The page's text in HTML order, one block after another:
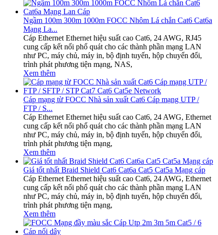
Ngầm 100m 300m 1000m FOCC Nhôm Lá chắn Cat6 Cat6a
Mạng La...
Cáp Ethernet Ethernet hiệu suất cao Cat6, 24 AWG, RJ45
cung cấp kết nối phổ quát cho các thành phần mạng LAN
như PC, máy chủ, máy in, bộ định tuyến, hộp chuyển đổi,
trình phát phương tiện mạng, NAS,
Xem thêm
Cáp mạng từ FOCC Nhà sản xuất Cat6 Cáp mạng UTP /
FTP / S...
Cáp Ethernet Ethernet hiệu suất cao Cat6, 24 AWG, Ethernet
cung cấp kết nối phổ quát cho các thành phần mạng LAN
như PC, máy chủ, máy in, bộ định tuyến, hộp chuyển đổi,
trình phát phương tiện mạng,
Xem thêm
Giá tốt nhất Braid Shield Cat6 Cat6a Cat5 Cat5a Mạng cáp
Cáp Ethernet Ethernet hiệu suất cao Cat6, 24 AWG, Ethernet
cung cấp kết nối phổ quát cho các thành phần mạng LAN
như PC, máy chủ, máy in, bộ định tuyến, hộp chuyển đổi,
trình phát phương tiện mạng,
Xem thêm